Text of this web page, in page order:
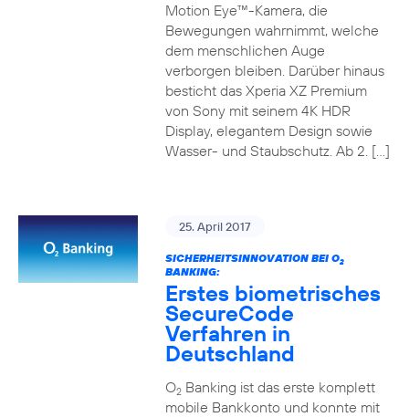
Motion Eye™-Kamera, die
Bewegungen wahrnimmt, welche
dem menschlichen Auge
verborgen bleiben. Darüber hinaus
besticht das Xperia XZ Premium
von Sony mit seinem 4K HDR
Display, elegantem Design sowie
Wasser- und Staubschutz. Ab 2. […]
25. April 2017
SICHERHEITSINNOVATION BEI O2
BANKING:
Erstes biometrisches
SecureCode
Verfahren in
Deutschland
O2Banking ist das erste komplett
mobile Bankkonto und konnte mit